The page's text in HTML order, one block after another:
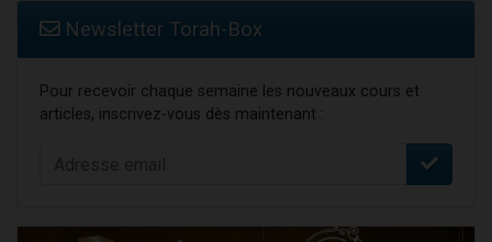
Newsletter Torah-Box
Pour recevoir chaque semaine les nouveaux cours et
articles, inscrivez-vous dès maintenant :